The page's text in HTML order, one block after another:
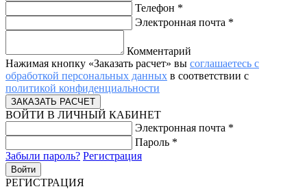
Телефон *
Электронная почта *
Комментарий
Нажимая кнопку «Заказать расчет» вы соглашаетесь с
обработкой персональных данных в соответствии с
политикой конфиденциальности
ВОЙТИ В ЛИЧНЫЙ КАБИНЕТ
Электронная почта *
Пароль *
Забыли пароль? Регистрация
РЕГИСТРАЦИЯ